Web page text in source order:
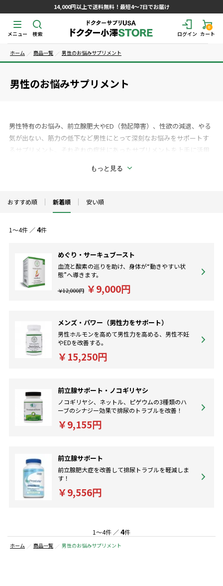
14,000円以上で送料無料！最短4～7日でお届け
ログイン
0
カート
検索
メニュー
ホーム 商品一覧 男性のお悩みサプリメント
男性のお悩みサプリメント
男性特有のお悩み、前立腺肥大やED（勃起障害）、性欲の減退、やる
気が出ない、筋力の低下など男性にとって深刻なお悩みをサポートす
るサプリメント。それぞれの症状にあったサプリメントを上手に活用
ましょう。また新陳代謝を高めるためにベースとなるビタミン、ミネ
もっと見る
おすすめ順 新着順 安い順
1～4件 ／4件
めぐり・サーキュブースト
血流と酸素の巡りを助け、身体が“動きやすい状
態”へ導きます。
￥12,000円 ￥9,000円
メンズ・パワー（男性力をサポート）
男性ホルモンを高めて男性力を高める、男性不妊
やEDを改善する。
￥15,250円
前立腺サポート・ノコギリヤシ
ノコギリヤシ、ネットル、ピゲウムの3種類のハ
ーブのシナジー効果で排尿のトラブルを改善！
￥9,155円
前立腺サポート
前立腺肥大症を改善して排尿トラブルを軽減しま
す！
￥9,556円
1～4件 ／4件
ホーム 商品一覧 男性のお悩みサプリメント